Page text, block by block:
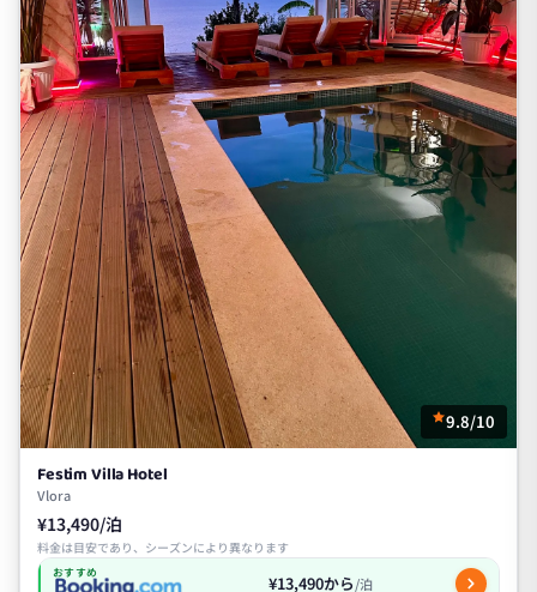
9.8/10
Festim Villa Hotel
Vlora
¥13,490/泊
料金は目安であり、シーズンにより異なります
おすすめ ¥13,490から/泊